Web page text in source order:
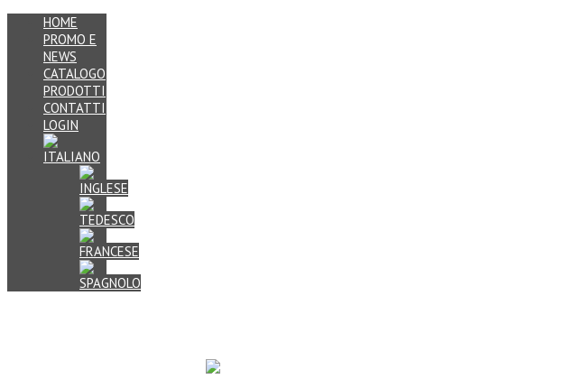
HOME
PROMO E
NEWS
CATALOGO
PRODOTTI
CONTATTI
LOGIN